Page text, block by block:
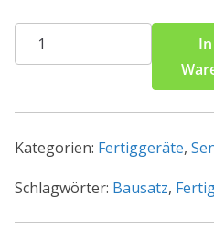
Homematic
IP
Beschleunigungssensor
HmIP-
SAM
FERTIGGERÄT
Kategorien: Fertiggeräte,
Schlagwörter: Bausatz,